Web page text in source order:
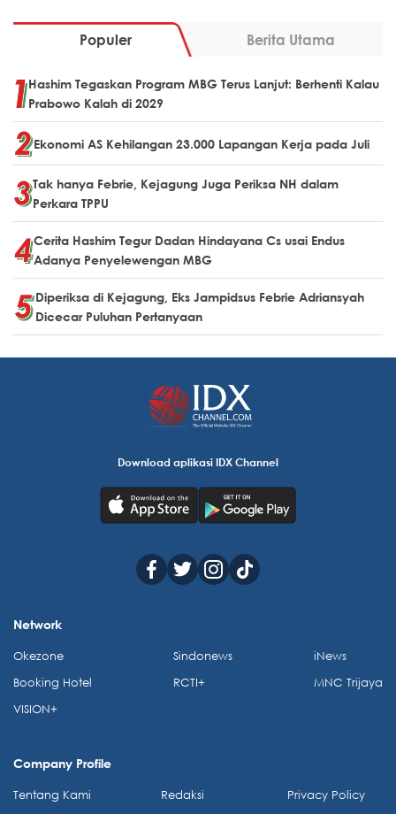
Populer Berita Utama
Hashim Tegaskan Program MBG Terus Lanjut: Berhenti Kalau
Prabowo Kalah di 2029
Ekonomi AS Kehilangan 23.000 Lapangan Kerja pada Juli
Tak hanya Febrie, Kejagung Juga Periksa NH dalam
Perkara TPPU
Cerita Hashim Tegur Dadan Hindayana Cs usai Endus
Adanya Penyelewengan MBG
Diperiksa di Kejagung, Eks Jampidsus Febrie Adriansyah
Dicecar Puluhan Pertanyaan
Download aplikasi IDX Channel
Network
Okezone
Booking Hotel
VISION+
Sindonews
RCTI+
iNews
MNC Trijaya
Company Profile
Tentang Kami Redaksi Privacy Policy